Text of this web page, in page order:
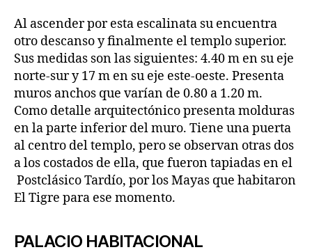
Al ascender por esta escalinata su encuentra
otro descanso y finalmente el templo superior.
Sus medidas son las siguientes: 4.40 m en su eje
norte-sur y 17 m en su eje este-oeste. Presenta
muros anchos que varían de 0.80 a 1.20 m.
Como detalle arquitectónico presenta molduras
en la parte inferior del muro. Tiene una puerta
al centro del templo, pero se observan otras dos
a los costados de ella, que fueron tapiadas en el
Postclásico Tardío, por los Mayas que habitaron
El Tigre para ese momento.
PALACIO HABITACIONAL